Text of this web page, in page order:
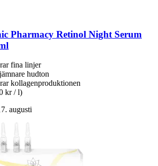
Pharmacy Retinol Night Serum
fina linjer
hudton
kollagenproduktionen
kr / l)
augusti